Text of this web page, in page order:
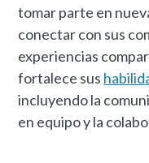
tomar parte en
conectar con sus
experiencias
fortalece sus
incluyendo la
en equipo y la